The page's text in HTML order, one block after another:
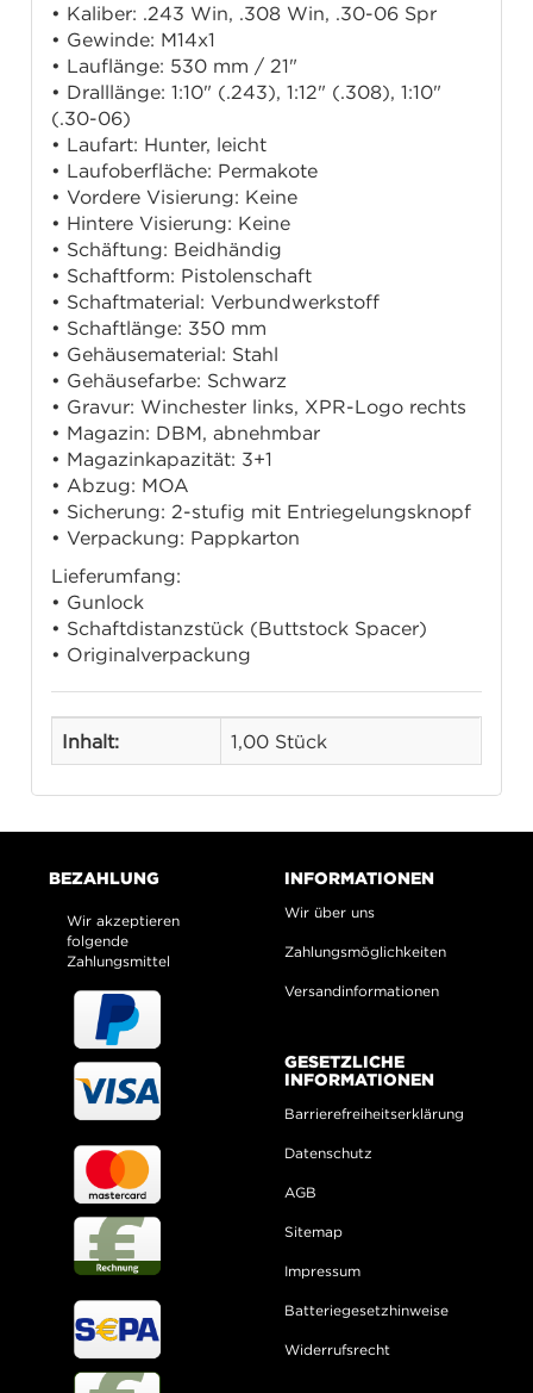
• Kaliber: .243 Win, .308 Win, .30-06 Spr
• Gewinde: M14x1
• Lauflänge: 530 mm / 21"
• Dralllänge: 1:10" (.243), 1:12" (.308), 1:10"
(.30-06)
• Laufart: Hunter, leicht
• Laufoberfläche: Permakote
• Vordere Visierung: Keine
• Hintere Visierung: Keine
• Schäftung: Beidhändig
• Schaftform: Pistolenschaft
• Schaftmaterial: Verbundwerkstoff
• Schaftlänge: 350 mm
• Gehäusematerial: Stahl
• Gehäusefarbe: Schwarz
• Gravur: Winchester links, XPR-Logo rechts
• Magazin: DBM, abnehmbar
• Magazinkapazität: 3+1
• Abzug: MOA
• Sicherung: 2-stufig mit Entriegelungsknopf
• Verpackung: Pappkarton
Lieferumfang:
• Gunlock
• Schaftdistanzstück (Buttstock Spacer)
• Originalverpackung
Inhalt: 1,00 Stück
BEZAHLUNG
Wir akzeptieren
folgende
Zahlungsmittel
INFORMATIONEN
Wir über uns
Zahlungsmöglichkeiten
Versandinformationen
GESETZLICHE
INFORMATIONEN
Barrierefreiheitserklärung
Datenschutz
AGB
Sitemap
Impressum
Batteriegesetzhinweise
Widerrufsrecht